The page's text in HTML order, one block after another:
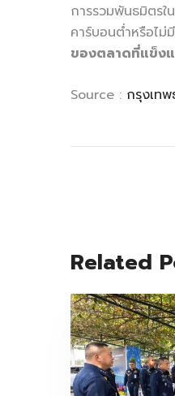
การรวมพันธมิตร
คาร์บอนต่ำหรือไม่
ของตลาดที่แข็ง
Source : กรุงเท
Related